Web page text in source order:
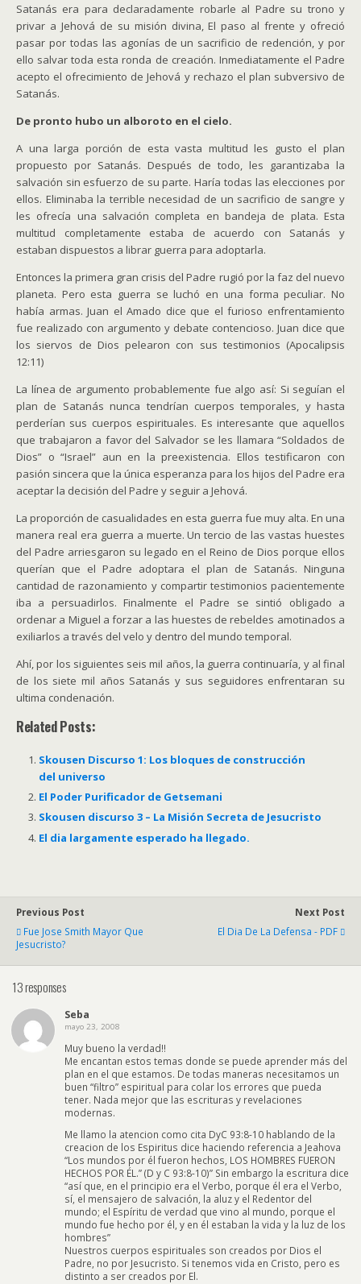
Satanás era para declaradamente robarle al Padre su trono y
privar a Jehová de su misión divina, El paso al frente y ofreció
pasar por todas las agonías de un sacrificio de redención, y por
ello salvar toda esta ronda de creación. Inmediatamente el Padre
acepto el ofrecimiento de Jehová y rechazo el plan subversivo de
Satanás.
De pronto hubo un alboroto en el cielo.
A una larga porción de esta vasta multitud les gusto el plan
propuesto por Satanás. Después de todo, les garantizaba la
salvación sin esfuerzo de su parte. Haría todas las elecciones por
ellos. Eliminaba la terrible necesidad de un sacrificio de sangre y
les ofrecía una salvación completa en bandeja de plata. Esta
multitud completamente estaba de acuerdo con Satanás y
estaban dispuestos a librar guerra para adoptarla.
Entonces la primera gran crisis del Padre rugió por la faz del nuevo
planeta. Pero esta guerra se luchó en una forma peculiar. No
había armas. Juan el Amado dice que el furioso enfrentamiento
fue realizado con argumento y debate contencioso. Juan dice que
los siervos de Dios pelearon con sus testimonios (Apocalipsis
12:11)
La línea de argumento probablemente fue algo así: Si seguían el
plan de Satanás nunca tendrían cuerpos temporales, y hasta
perderían sus cuerpos espirituales. Es interesante que aquellos
que trabajaron a favor del Salvador se les llamara “Soldados de
Dios” o “Israel” aun en la preexistencia. Ellos testificaron con
pasión sincera que la única esperanza para los hijos del Padre era
aceptar la decisión del Padre y seguir a Jehová.
La proporción de casualidades en esta guerra fue muy alta. En una
manera real era guerra a muerte. Un tercio de las vastas huestes
del Padre arriesgaron su legado en el Reino de Dios porque ellos
querían que el Padre adoptara el plan de Satanás. Ninguna
cantidad de razonamiento y compartir testimonios pacientemente
iba a persuadirlos. Finalmente el Padre se sintió obligado a
ordenar a Miguel a forzar a las huestes de rebeldes amotinados a
exiliarlos a través del velo y dentro del mundo temporal.
Ahí, por los siguientes seis mil años, la guerra continuaría, y al final
de los siete mil años Satanás y sus seguidores enfrentaran su
ultima condenación.
Related Posts:
Skousen Discurso 1: Los bloques de construcción
del universo
El Poder Purificador de Getsemani
Skousen discurso 3 – La Misión Secreta de Jesucristo
El dia largamente esperado ha llegado.
Previous Post
Fue Jose Smith Mayor Que
Jesucristo?
Next Post
El Dia De La Defensa - PDF
13 responses
Seba
mayo 23, 2008
Muy bueno la verdad!!
Me encantan estos temas donde se puede aprender más del
plan en el que estamos. De todas maneras necesitamos un
buen “filtro” espiritual para colar los errores que pueda
tener. Nada mejor que las escrituras y revelaciones
modernas.
Me llamo la atencion como cita DyC 93:8-10 hablando de la
creacion de los Espiritus dice haciendo referencia a Jeahova
“Los mundos por él fueron hechos, LOS HOMBRES FUERON
HECHOS POR ÉL.” (D y C 93:8-10)” Sin embargo la escritura dice
“así que, en el principio era el Verbo, porque él era el Verbo,
sí, el mensajero de salvación, la aluz y el Redentor del
mundo; el Espíritu de verdad que vino al mundo, porque el
mundo fue hecho por él, y en él estaban la vida y la luz de los
hombres”
Nuestros cuerpos espirituales son creados por Dios el
Padre, no por Jesucristo. Si tenemos vida en Cristo, pero es
distinto a ser creados por El.